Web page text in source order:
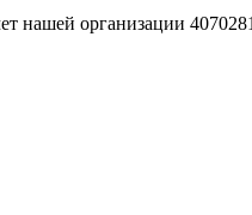
нашей организации